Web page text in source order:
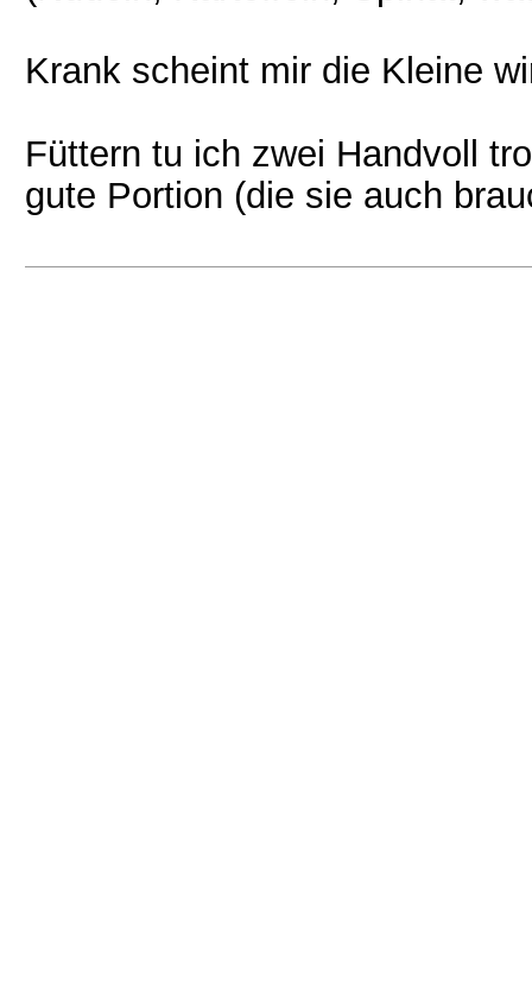
Krank scheint mir die Kleine
Füttern tu ich zwei Handvoll
gute Portion (die sie auch